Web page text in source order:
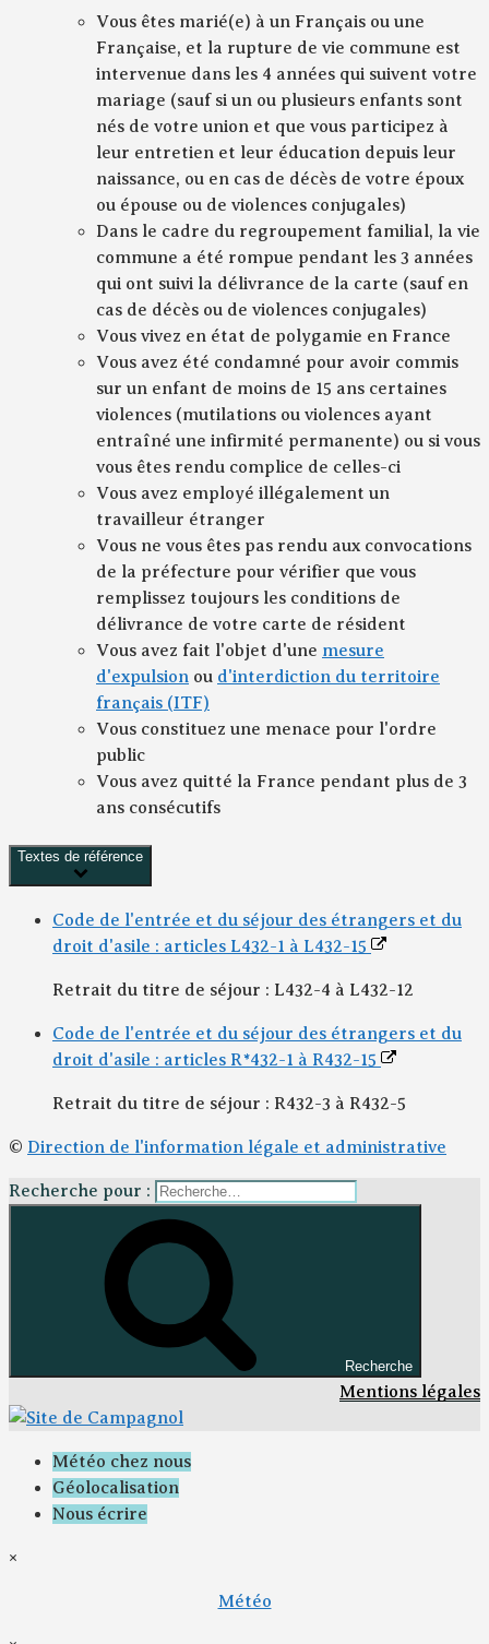
Vous êtes marié(e) à un Français ou une
Française, et la rupture de vie commune est
intervenue dans les 4 années qui suivent votre
mariage (sauf si un ou plusieurs enfants sont
nés de votre union et que vous participez à
leur entretien et leur éducation depuis leur
naissance, ou en cas de décès de votre époux
ou épouse ou de violences conjugales)
Dans le cadre du regroupement familial, la vie
commune a été rompue pendant les 3 années
qui ont suivi la délivrance de la carte (sauf en
cas de décès ou de violences conjugales)
Vous vivez en état de polygamie en France
Vous avez été condamné pour avoir commis
sur un enfant de moins de 15 ans certaines
violences (mutilations ou violences ayant
entraîné une infirmité permanente) ou si vous
vous êtes rendu complice de celles-ci
Vous avez employé illégalement un
travailleur étranger
Vous ne vous êtes pas rendu aux convocations
de la préfecture pour vérifier que vous
remplissez toujours les conditions de
délivrance de votre carte de résident
Vous avez fait l'objet d'une mesure
d'expulsion ou d'interdiction du territoire
français (ITF)
Vous constituez une menace pour l'ordre
public
Vous avez quitté la France pendant plus de 3
ans consécutifs
Textes de référence
Code de l'entrée et du séjour des étrangers et du
droit d'asile : articles L432-1 à L432-15
Retrait du titre de séjour : L432-4 à L432-12
Code de l'entrée et du séjour des étrangers et du
droit d'asile : articles R*432-1 à R432-15
Retrait du titre de séjour : R432-3 à R432-5
© Direction de l'information légale et administrative
Recherche pour :
Recherche
Mentions légales
Météo chez nous
Géolocalisation
Nous écrire
×
Météo